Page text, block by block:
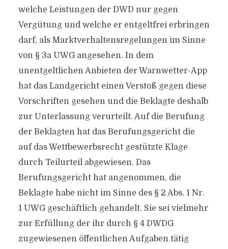
welche Leistungen der DWD nur gegen
Vergütung und welche er entgeltfrei erbringen
darf, als Marktverhaltensregelungen im Sinne
von § 3a UWG angesehen. In dem
unentgeltlichen Anbieten der Warnwetter-App
hat das Landgericht einen Verstoß gegen diese
Vorschriften gesehen und die Beklagte deshalb
zur Unterlassung verurteilt. Auf die Berufung
der Beklagten hat das Berufungsgericht die
auf das Wettbewerbsrecht gestützte Klage
durch Teilurteil abgewiesen. Das
Berufungsgericht hat angenommen, die
Beklagte habe nicht im Sinne des § 2 Abs. 1 Nr.
1 UWG geschäftlich gehandelt. Sie sei vielmehr
zur Erfüllung der ihr durch § 4 DWDG
zugewiesenen öffentlichen Aufgaben tätig